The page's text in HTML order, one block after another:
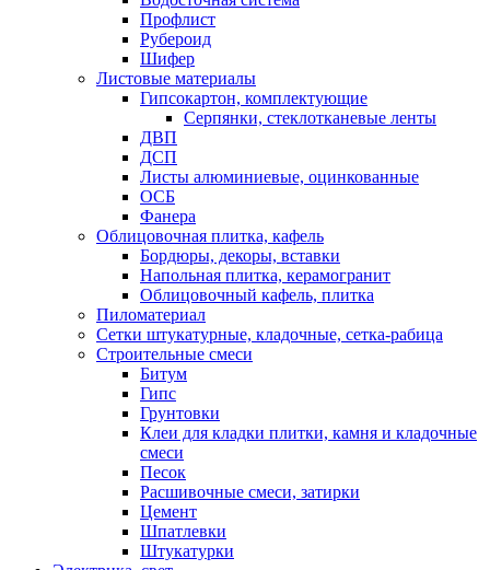
Профлист
Рубероид
Шифер
Листовые материалы
Гипсокартон, комплектующие
Серпянки, стеклотканевые ленты
ДВП
ДСП
Листы алюминиевые, оцинкованные
ОСБ
Фанера
Облицовочная плитка, кафель
Бордюры, декоры, вставки
Напольная плитка, керамогранит
Облицовочный кафель, плитка
Пиломатериал
Сетки штукатурные, кладочные, сетка-рабица
Строительные смеси
Битум
Гипс
Грунтовки
Клеи для кладки плитки, камня и кладочные
смеси
Песок
Расшивочные смеси, затирки
Цемент
Шпатлевки
Штукатурки